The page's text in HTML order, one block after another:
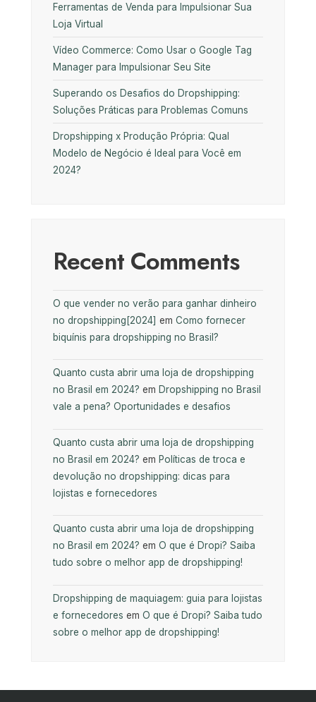
Ferramentas de Venda para Impulsionar Sua
Loja Virtual
Vídeo Commerce: Como Usar o Google Tag
Manager para Impulsionar Seu Site
Superando os Desafios do Dropshipping:
Soluções Práticas para Problemas Comuns
Dropshipping x Produção Própria: Qual
Modelo de Negócio é Ideal para Você em
2024?
Recent Comments
O que vender no verão para ganhar dinheiro
no dropshipping[2024] em Como fornecer
biquínis para dropshipping no Brasil?
Quanto custa abrir uma loja de dropshipping
no Brasil em 2024? em Dropshipping no Brasil
vale a pena? Oportunidades e desafios
Quanto custa abrir uma loja de dropshipping
no Brasil em 2024? em Políticas de troca e
devolução no dropshipping: dicas para
lojistas e fornecedores
Quanto custa abrir uma loja de dropshipping
no Brasil em 2024? em O que é Dropi? Saiba
tudo sobre o melhor app de dropshipping!
Dropshipping de maquiagem: guia para lojistas
e fornecedores em O que é Dropi? Saiba tudo
sobre o melhor app de dropshipping!